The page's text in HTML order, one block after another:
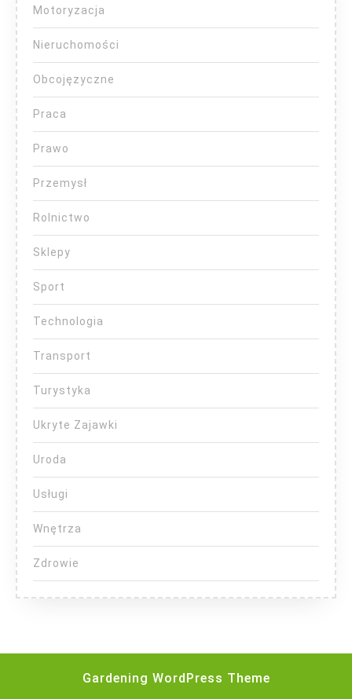
Motoryzacja
Nieruchomości
Obcojęzyczne
Praca
Prawo
Przemysł
Rolnictwo
Sklepy
Sport
Technologia
Transport
Turystyka
Ukryte Zajawki
Uroda
Usługi
Wnętrza
Zdrowie
Gardening WordPress Theme